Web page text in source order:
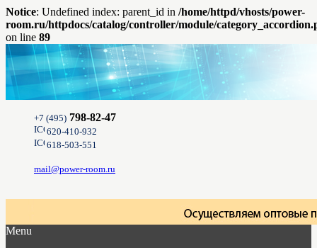
Notice: Undefined index: parent_id in /home/httpd/vhosts/power-
room.ru/httpdocs/catalog/controller/module/
on line 89
+7 (495) 798-82-47
620-410-932
618-503-551
mail@power-room.ru
Menu